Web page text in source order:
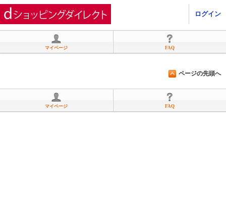
ログイン
マイページ FAQ
ページの先頭へ
マイページ FAQ